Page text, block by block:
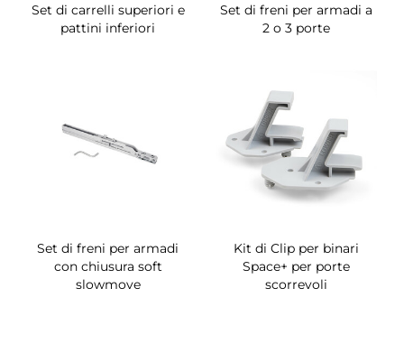
Set di carrelli superiori e
pattini inferiori
Set di freni per armadi a
2 o 3 porte
Set di freni per armadi
con chiusura soft
slowmove
Kit di Clip per binari
Space+ per porte
scorrevoli